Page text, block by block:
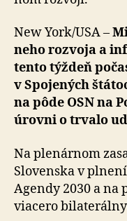
New York/USA –
neho roz­voja a
tento týždeň
v Spojených
na pôde OSN na
úrovni o trvalo
Na plenárnom
Slovenska v
Agendy 2030 a na
viacero